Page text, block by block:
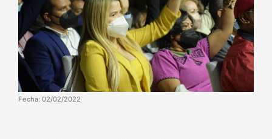
Fecha: 02/02/2022